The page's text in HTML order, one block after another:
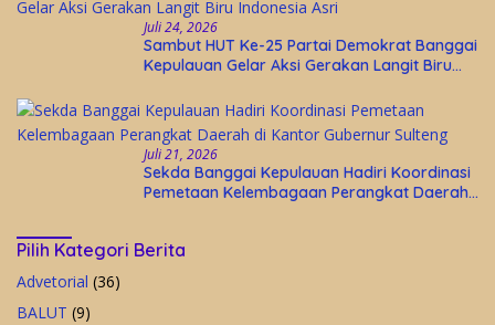
Juli 24, 2026
Sambut HUT Ke-25 Partai Demokrat Banggai
Kepulauan Gelar Aksi Gerakan Langit Biru
Juli 21, 2026
Sekda Banggai Kepulauan Hadiri Koordinasi
Pemetaan Kelembagaan Perangkat Daerah
Pilih Kategori Berita
Advetorial (36)
BALUT (9)